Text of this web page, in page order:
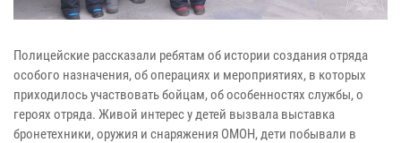
Полицейские рассказали ребятам об истории создания отряда
особого назначения, об операциях и мероприятиях, в которых
приходилось участвовать бойцам, об особенностях службы, о
героях отряда. Живой интерес у детей вызвала выставка
бронетехники, оружия и снаряжения ОМОН, дети побывали в